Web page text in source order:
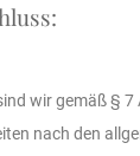
wir gemäß § 7
nach den